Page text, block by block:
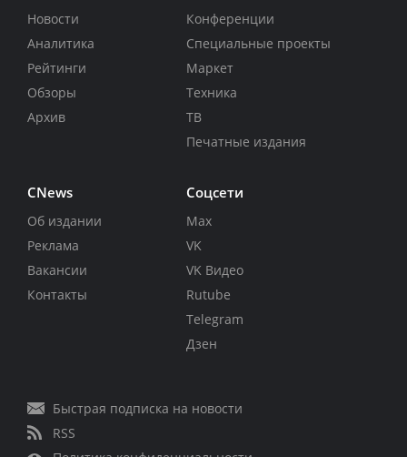
Новости
Аналитика
Рейтинги
Обзоры
Архив
Конференции
Специальные проекты
Маркет
Техника
ТВ
Печатные издания
CNews
Об издании
Реклама
Вакансии
Контакты
Соцсети
Max
VK
VK Видео
Rutube
Telegram
Дзен
Быстрая подписка на новости
RSS